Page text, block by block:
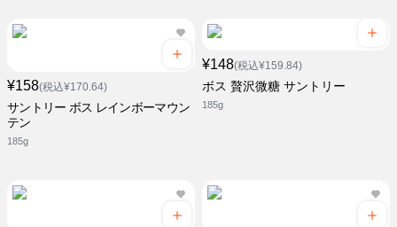
¥158(税込¥170.64)
サントリー ボス レインボーマウン
テン
185g
¥148(税込¥159.84)
ボス 贅沢微糖 サントリー
185g